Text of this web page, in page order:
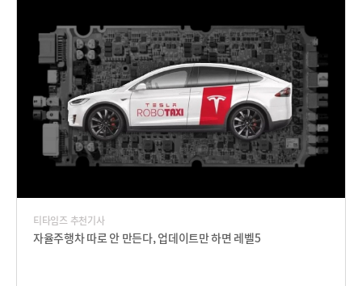
티타임즈 추천기사
자율주행차 따로 안 만든다, 업데이트만 하면 레벨5